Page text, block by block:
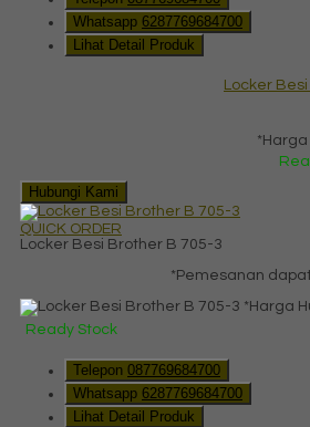
Whatsapp 6287769684700
Lihat Detail Produk
Locker
*Harga
Hubungi Kami
QUICK ORDER
Locker Besi Brother B 705-3
*Pemesanan
*Harga
Ready Stock
Telepon 087769684700
Whatsapp 6287769684700
Lihat Detail Produk